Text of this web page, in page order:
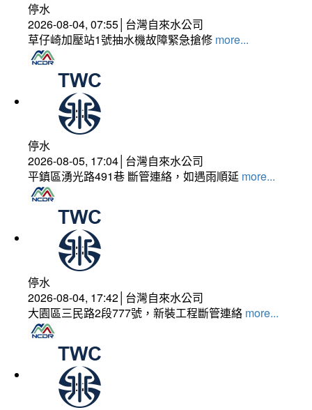
停水
2026-08-04, 07:55│台灣自來水公司
草仔崎加壓站1號抽水機故障緊急搶修 more...
停水
2026-08-05, 17:04│台灣自來水公司
平鎮區湧光路491巷 斷管連絡，如遇雨順延 more...
停水
2026-08-04, 17:42│台灣自來水公司
大園區三民路2段777號，新裝工程斷管連絡 more...